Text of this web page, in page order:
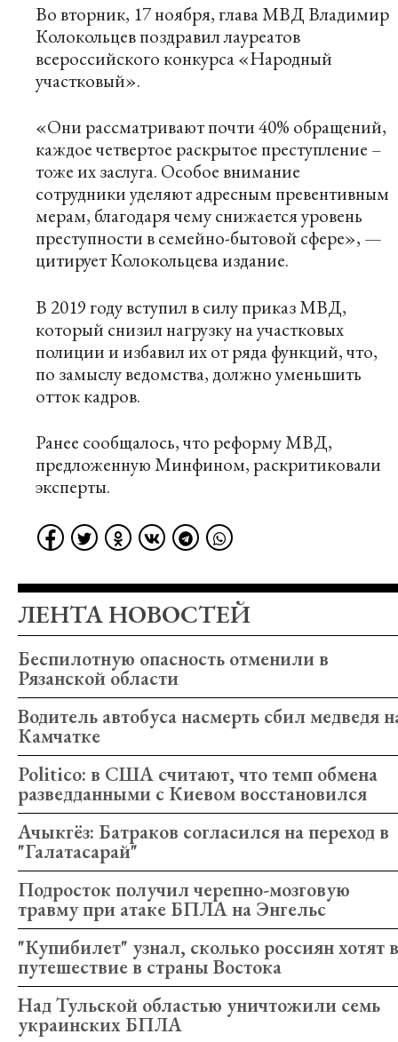
Во вторник, 17 ноября, глава МВД Владимир
Колокольцев поздравил лауреатов
всероссийского конкурса «Народный
участковый».
«Они рассматривают почти 40% обращений,
каждое четвертое раскрытое преступление –
тоже их заслуга. Особое внимание
сотрудники уделяют адресным превентивным
мерам, благодаря чему снижается уровень
преступности в семейно-бытовой сфере», —
цитирует Колокольцева издание.
В 2019 году вступил в силу приказ МВД,
который снизил нагрузку на участковых
полиции и избавил их от ряда функций, что,
по замыслу ведомства, должно уменьшить
отток кадров.
Ранее сообщалось, что реформу МВД,
предложенную Минфином, раскритиковали
эксперты.
ЛЕНТА НОВОСТЕЙ
Беспилотную опасность отменили в
Рязанской области
Водитель автобуса насмерть сбил медведя
Камчатке
Politico: в США считают, что темп обмена
разведданными с Киевом восстановился
Ачыкгёз: Батраков согласился на переход в
"Галатасарай"
Подросток получил черепно-мозговую
травму при атаке БПЛА на Энгельс
"Купибилет" узнал, сколько россиян хотят в
путешествие в страны Востока
Над Тульской областью уничтожили семь
украинских БПЛА